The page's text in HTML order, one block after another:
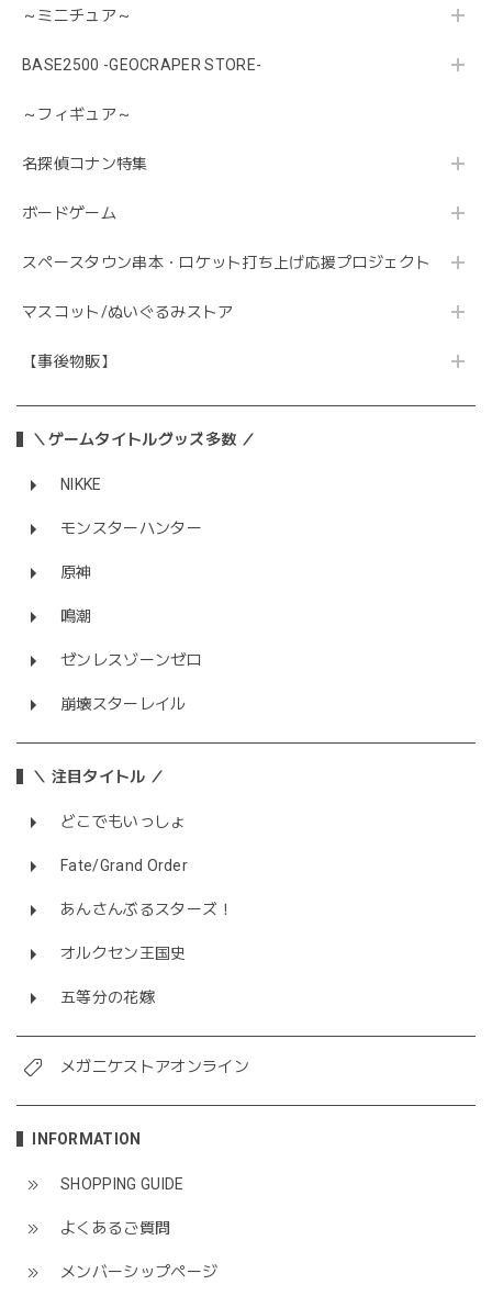
～ミニチュア～
BASE2500 -GEOCRAPER STORE-
～フィギュア～
名探偵コナン特集
ボードゲーム
スペースタウン串本・ロケット打ち上げ応援プロジェクト
マスコット/ぬいぐるみストア
【事後物販】
＼ゲームタイトルグッズ多数 ／
NIKKE
モンスターハンター
原神
鳴潮
ゼンレスゾーンゼロ
崩壊スターレイル
＼ 注目タイトル ／
どこでもいっしょ
Fate/Grand Order
あんさんぶるスターズ！
オルクセン王国史
五等分の花嫁
メガニケストアオンライン
INFORMATION
SHOPPING GUIDE
よくあるご質問
メンバーシップページ